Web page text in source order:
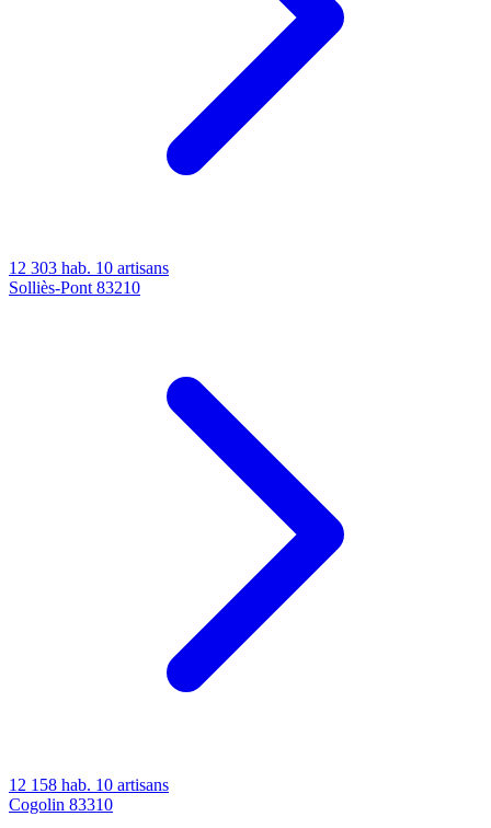
12 303 hab. 10 artisans
Solliès-Pont 83210
12 158 hab. 10 artisans
Cogolin 83310